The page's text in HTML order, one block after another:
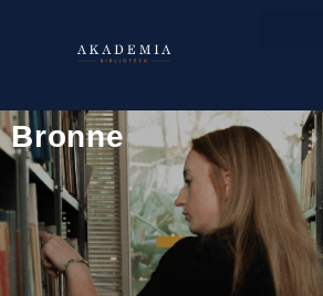
Bronne